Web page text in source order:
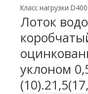
Класс нагрузки
Лоток
уклоном